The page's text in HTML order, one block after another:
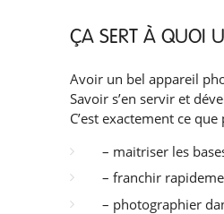
ÇA SERT À QUOI
Avoir un bel appareil
Savoir s’en servir et
C’est exactement ce
– maitriser les
– franchir
– photographier